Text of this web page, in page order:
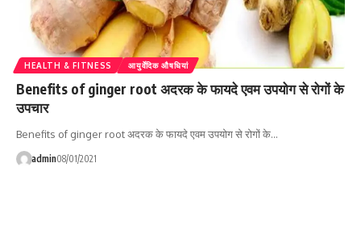
HEALTH & FITNESS आयुर्वेदिक औषधियां
Benefits of ginger root अदरक के फायदे एवम उपयोग से रोगों के
उपचार
Benefits of ginger root अदरक के फायदे एवम उपयोग से रोगों के…
admin08/01/2021